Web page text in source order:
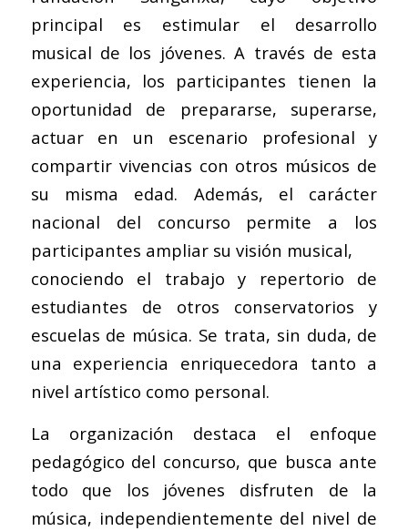
principal es estimular el desarrollo
musical de los jóvenes. A través de esta
experiencia, los participantes tienen la
oportunidad de prepararse, superarse,
actuar en un escenario profesional y
compartir vivencias con otros músicos de
su misma edad. Además, el carácter
nacional del concurso permite a los
participantes ampliar su visión musical,
conociendo el trabajo y repertorio de
estudiantes de otros conservatorios y
escuelas de música. Se trata, sin duda, de
una experiencia enriquecedora tanto a
nivel artístico como personal.
La organización destaca el enfoque
pedagógico del concurso, que busca ante
todo que los jóvenes disfruten de la
música, independientemente del nivel de